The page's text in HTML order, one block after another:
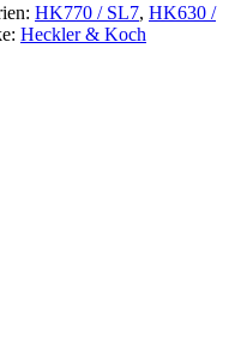
HK770 / SL7, HK630 /
Heckler & Koch